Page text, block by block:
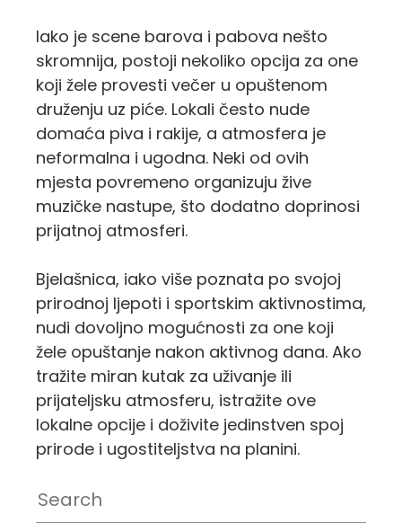
Iako je scene barova i pabova nešto
skromnija, postoji nekoliko opcija za one
koji žele provesti večer u opuštenom
druženju uz piće. Lokali često nude
domaća piva i rakije, a atmosfera je
neformalna i ugodna. Neki od ovih
mjesta povremeno organizuju žive
muzičke nastupe, što dodatno doprinosi
prijatnoj atmosferi.
Bjelašnica, iako više poznata po svojoj
prirodnoj ljepoti i sportskim aktivnostima,
nudi dovoljno mogućnosti za one koji
žele opuštanje nakon aktivnog dana. Ako
tražite miran kutak za uživanje ili
prijateljsku atmosferu, istražite ove
lokalne opcije i doživite jedinstven spoj
prirode i ugostiteljstva na planini.